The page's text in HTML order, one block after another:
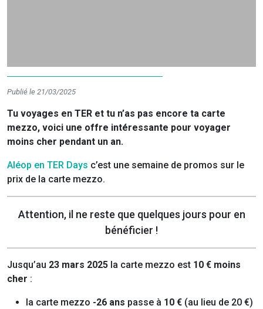
Publié le 21/03/2025
Tu voyages en TER et tu n’as pas encore ta carte
mezzo, voici une offre intéressante pour voyager
moins cher pendant un an.
Aléop en TER Days c’est une semaine de promos sur le
prix de la carte mezzo.
Attention, il ne reste que quelques jours pour en
bénéficier !
Jusqu’au 23 mars 2025 la carte mezzo est 10 € moins
cher :
la carte mezzo -26 ans passe à 10 € (au lieu de 20 €)